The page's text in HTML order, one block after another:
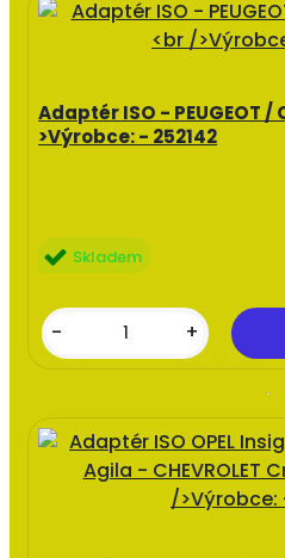
Adaptér ISO - PEUGEOT /
>Výrobce: - 252142
Skladem
- +